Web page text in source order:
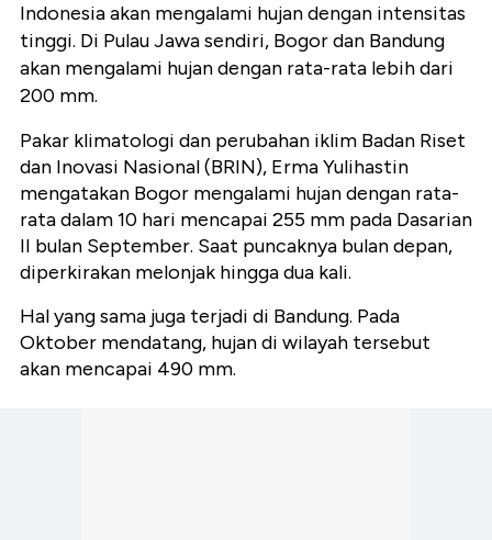
Indonesia akan mengalami hujan dengan intensitas
tinggi. Di Pulau Jawa sendiri, Bogor dan Bandung
akan mengalami hujan dengan rata-rata lebih dari
200 mm.
Pakar klimatologi dan perubahan iklim Badan Riset
dan Inovasi Nasional (BRIN), Erma Yulihastin
mengatakan Bogor mengalami hujan dengan rata-
rata dalam 10 hari mencapai 255 mm pada Dasarian
II bulan September. Saat puncaknya bulan depan,
diperkirakan melonjak hingga dua kali.
Hal yang sama juga terjadi di Bandung. Pada
Oktober mendatang, hujan di wilayah tersebut
akan mencapai 490 mm.